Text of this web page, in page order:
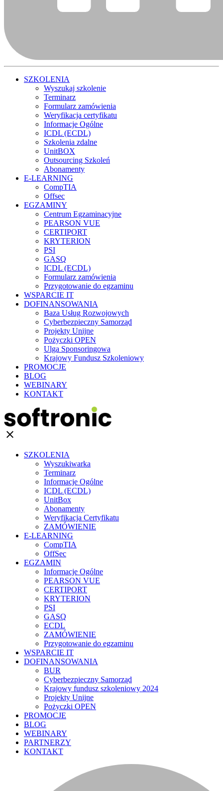
SZKOLENIA
Wyszukaj szkolenie
Terminarz
Formularz zamówienia
Weryfikacja certyfikatu
Informacje Ogólne
ICDL (ECDL)
Szkolenia zdalne
UnitBOX
Outsourcing Szkoleń
Abonamenty
E-LEARNING
CompTIA
Offsec
EGZAMINY
Centrum Egzaminacyjne
PEARSON VUE
CERTIPORT
KRYTERION
PSI
GASQ
ICDL (ECDL)
Formularz zamówienia
Przygotowanie do egzaminu
WSPARCIE IT
DOFINANSOWANIA
Baza Usług Rozwojowych
Cyberbezpieczny Samorząd
Projekty Unijne
Pożyczki OPEN
Ulga Sponsoringowa
Krajowy Fundusz Szkoleniowy
PROMOCJE
BLOG
WEBINARY
KONTAKT
clear
SZKOLENIA
Wyszukiwarka
Terminarz
Informacje Ogólne
ICDL (ECDL)
UnitBox
Abonamenty
Weryfikacja Certyfikatu
ZAMÓWIENIE
E-LEARNING
CompTIA
OffSec
EGZAMIN
Informacje Ogólne
PEARSON VUE
CERTIPORT
KRYTERION
PSI
GASQ
ECDL
ZAMÓWIENIE
Przygotowanie do egzaminu
WSPARCIE IT
DOFINANSOWANIA
BUR
Cyberbezpieczny Samorząd
Krajowy fundusz szkoleniowy 2024
Projekty Unijne
Pożyczki OPEN
PROMOCJE
BLOG
WEBINARY
PARTNERZY
KONTAKT